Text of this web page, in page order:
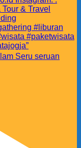
Seru seruan